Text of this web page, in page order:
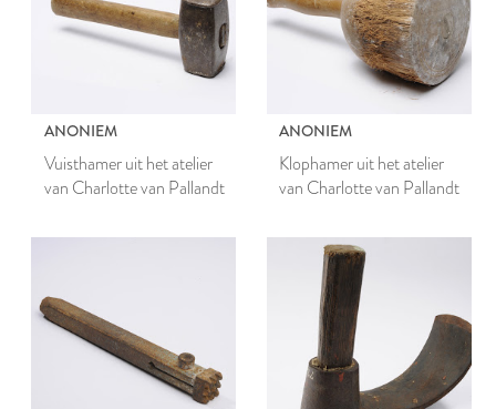
ANONIEM
Vuisthamer uit het atelier
van Charlotte van Pallandt
ANONIEM
Klophamer uit het atelier
van Charlotte van Pallandt